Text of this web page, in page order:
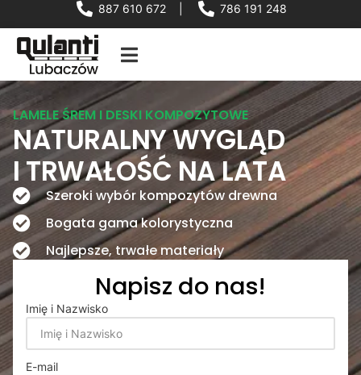
887 610 672 786 191 248
LAMELE ŚREM I DESKI KOMPOZYTOWE
NATURALNY WYGLĄD
I TRWAŁOŚĆ NA LATA
Szeroki wybór kompozytów drewna
Bogata gama kolorystyczna
Najlepsze, trwałe materiały
Napisz do nas!
Imię i Nazwisko
E-mail